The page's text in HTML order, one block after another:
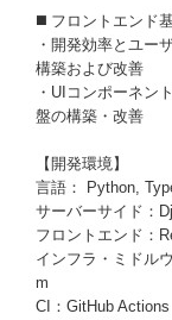
◼️ フロントエンド
・開発効率とユー
構築および改善
・UIコンポーネン
盤の構築・改善
【開発環境】
言語： Python,
サーバーサイド：
フロントエンド：
インフラ・ミドル
m
CI：GitHub Actions